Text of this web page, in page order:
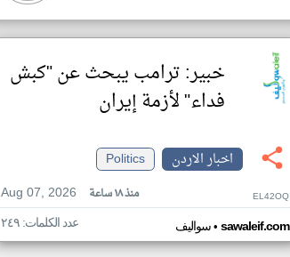
خبير: ترامب يبحث عن "كبش
فداء" لأزمة إيران
اخبار الاردن
Politics
Aug 07, 2026
منذ ١٨ ساعة EL42OQ
سواليف• sawaleif.com عدد الكلمات: ٢٤٩